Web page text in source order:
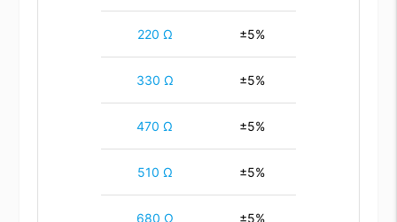
220 Ω ±5%
330 Ω ±5%
470 Ω ±5%
510 Ω ±5%
680 Ω ±5%